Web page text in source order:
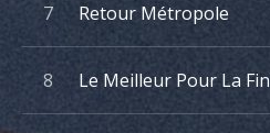
Retour Métropole
Le Meilleur Pour La Fin